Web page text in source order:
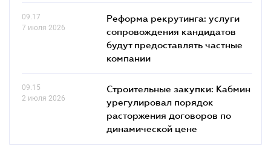
09.17
7 июля 2026
Реформа рекрутинга: услуги
сопровождения кандидатов
будут предоставлять частные
компании
09.15
2 июля 2026
Строительные закупки: Кабмин
урегулировал порядок
расторжения договоров по
динамической цене